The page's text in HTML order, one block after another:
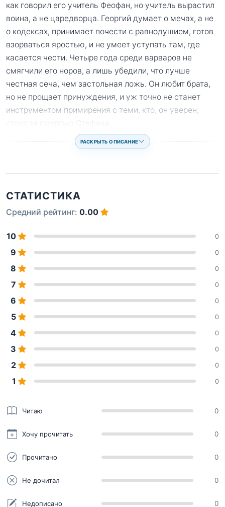
как говорил его учитель Феофан, но учитель вырастил
воина, а не царедворца. Георгий думает о мечах, а не
о кодексах, принимает почести с равнодушием, готов
взорваться яростью, и не умеет уступать там, где
касается чести. Четыре года среди варваров не
смягчили его норов, а лишь убедили, что лучше
честная сеча, чем застольная ложь. Он любит брата,
но не прощает принуждения, и уж точно не станет
инструментом примирения с теми, кто, он уверен,
РАСКРЫТЬ ОПИСАНИЕ
СТАТИСТИКА
Средний рейтинг: 0.00
10 0
9 0
8 0
7 0
6 0
5 0
4 0
3 0
2 0
1 0
Читаю 0
Хочу прочитать 0
Прочитано 0
Не дочитал 0
Недописано 0